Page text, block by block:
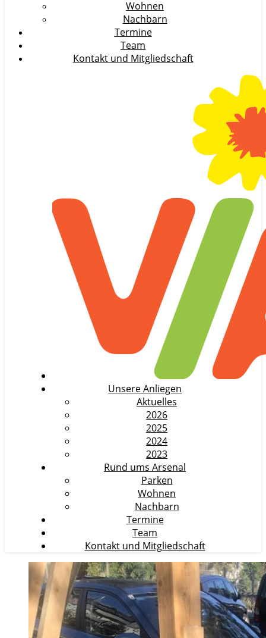
Wohnen
Nachbarn
Termine
Team
Kontakt und Mitgliedschaft
Unsere Anliegen
Aktuelles
2026
2025
2024
2023
Rund ums Arsenal
Parken
Wohnen
Nachbarn
Termine
Team
Kontakt und Mitgliedschaft